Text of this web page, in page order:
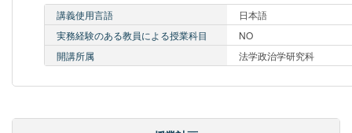
講義使用言語
日本語
実務経験のある教員による授業科目
NO
開講所属
法学政治学研究科